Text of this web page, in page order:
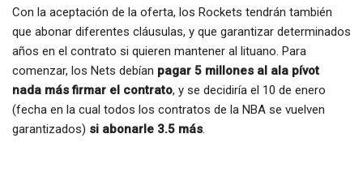
Con la aceptación de la oferta, los Rockets tendrán también
que abonar diferentes cláusulas, y que garantizar determinados
años en el contrato si quieren mantener al lituano. Para
comenzar, los Nets debían pagar 5 millones al ala pívot
nada más firmar el contrato, y se decidiría el 10 de enero
(fecha en la cual todos los contratos de la NBA se vuelven
garantizados) si abonarle 3.5 más.